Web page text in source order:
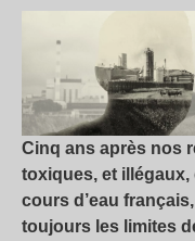
Cinq ans après nos
toxiques, et
cours d’eau
toujours les limites